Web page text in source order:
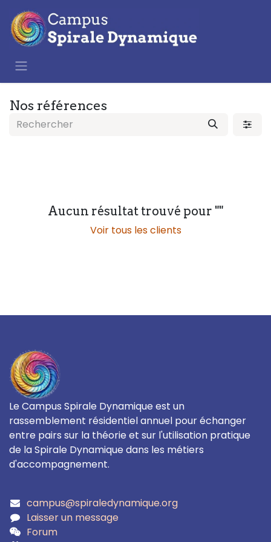
Nos références
Aucun résultat trouvé pour ""
Voir tous les clients
Le Campus Spirale Dynamique est un
rassemblement résidentiel annuel pour échanger
entre pairs sur la théorie et sur l'utilisation pratique
de la Spirale Dynamique dans les métiers
d'accompagnement.
campus@spiraledynamique.org
Laisser un message
Forum